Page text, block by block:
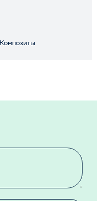
Композиты